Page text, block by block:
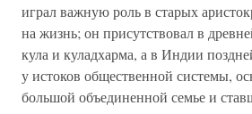
играл важную роль в старых
на жизнь; он присутствовал в
кула и куладхарма, а в Индии
у истоков общественной системы,
большой объединенной семье и